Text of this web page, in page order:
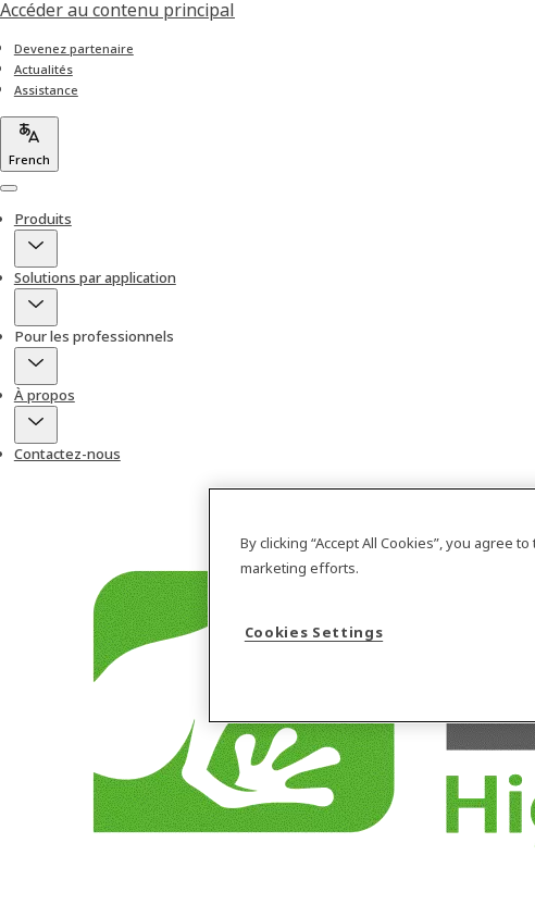
Accéder au contenu principal
Devenez partenaire
Actualités
Assistance
French
Menu
Produits
Solutions par application
Pour les professionnels
À propos
Contactez-nous
By clicking “Accept All Cookies”, you agree
marketing efforts.
Cookies Settings